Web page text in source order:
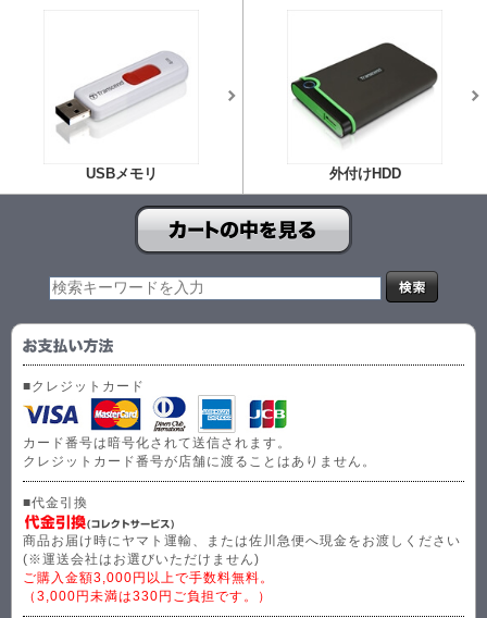
USBメモリ 外付けHDD
■クレジットカード
カード番号は暗号化されて送信されます。
クレジットカード番号が店舗に渡ることはありません。
■代金引換
商品お届け時にヤマト運輸、または佐川急便へ現金をお渡しください
(※運送会社はお選びいただけません)
ご購入金額3,000円以上で手数料無料。
（3,000円未満は330円ご負担です。）